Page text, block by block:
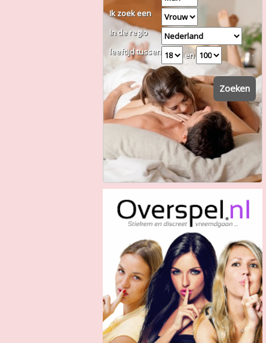
Ik zoek een
In de regio
leeftijd tussen
en
Zoeken